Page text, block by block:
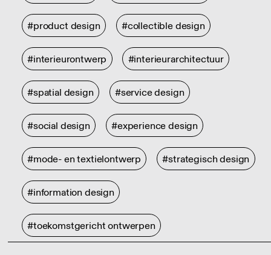
#product design #collectible design
#interieurontwerp #interieurarchitectuur
#spatial design #service design
#social design #experience design
#mode- en textielontwerp #strategisch design
#information design
#toekomstgericht ontwerpen